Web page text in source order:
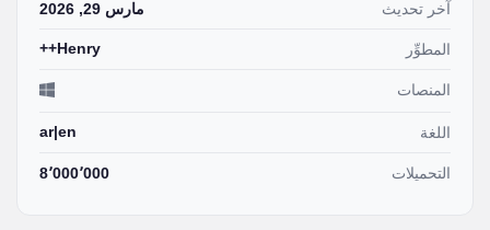
آخر تحديث مارس 29, 2026
المطوِّر Henry++
المنصات
اللغة ar|en
التحميلات 8٬000٬000